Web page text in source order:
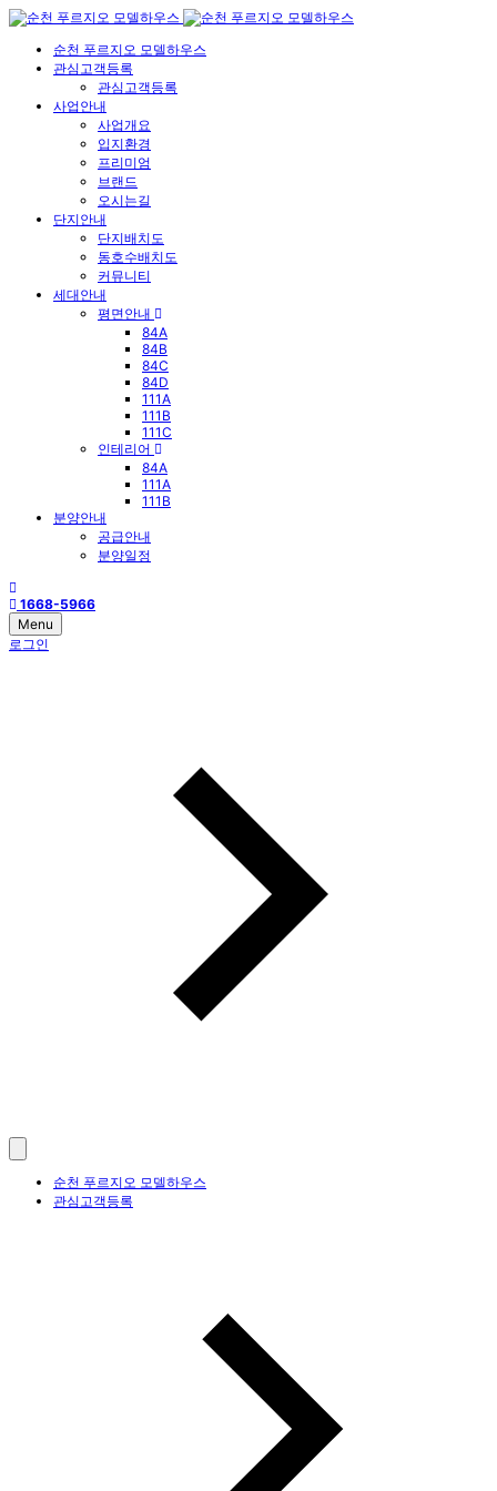
순천 푸르지오 모델하우스
관심고객등록
관심고객등록
사업안내
사업개요
입지환경
프리미엄
브랜드
오시는길
단지안내
단지배치도
동호수배치도
커뮤니티
세대안내
평면안내
84A
84B
84C
84D
111A
111B
111C
인테리어
84A
111A
111B
분양안내
공급안내
분양일정
1668-5966
Menu
로그인
순천 푸르지오 모델하우스
관심고객등록